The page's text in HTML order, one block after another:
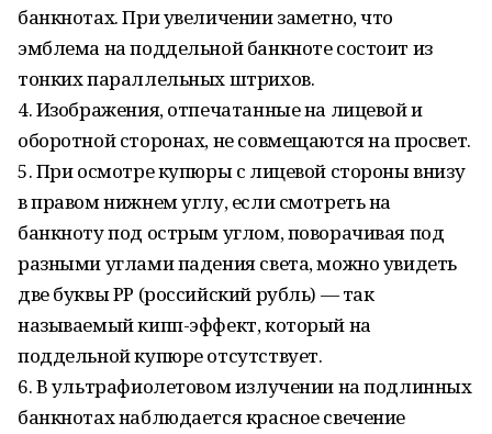
банкнотах. При увеличении заметно, что
эмблема на поддельной банкноте состоит из
тонких параллельных штрихов.
4. Изображения, отпечатанные на лицевой и
оборотной сторонах, не совмещаются на просвет.
5. При осмотре купюры с лицевой стороны внизу
в правом нижнем углу, если смотреть на
банкноту под острым углом, поворачивая под
разными углами падения света, можно увидеть
две буквы РР (российский рубль) — так
называемый кипп-эффект, который на
поддельной купюре отсутствует.
6. В ультрафиолетовом излучении на подлинных
банкнотах наблюдается красное свечение